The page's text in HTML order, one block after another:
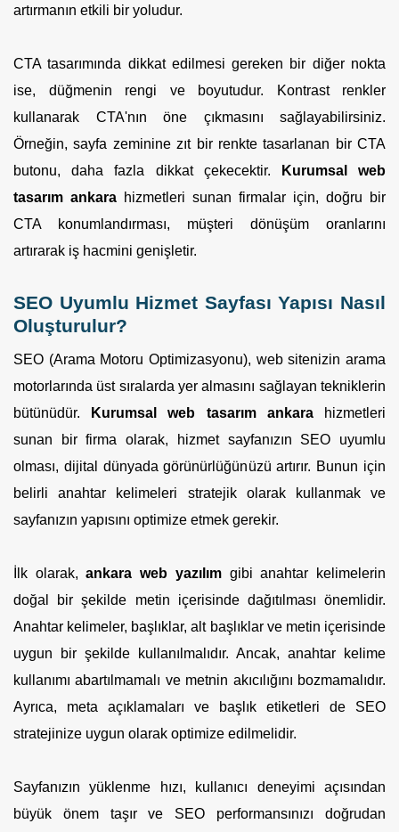
artırmanın etkili bir yoludur.
CTA tasarımında dikkat edilmesi gereken bir diğer nokta
ise, düğmenin rengi ve boyutudur. Kontrast renkler
kullanarak CTA'nın öne çıkmasını sağlayabilirsiniz.
Örneğin, sayfa zeminine zıt bir renkte tasarlanan bir CTA
butonu, daha fazla dikkat çekecektir.
Kurumsal web
tasarım ankara hizmetleri sunan firmalar için, doğru bir
CTA konumlandırması, müşteri dönüşüm oranlarını
artırarak iş hacmini genişletir.
SEO Uyumlu Hizmet Sayfası Yapısı Nasıl
Oluşturulur?
SEO (Arama Motoru Optimizasyonu), web sitenizin arama
motorlarında üst sıralarda yer almasını sağlayan tekniklerin
bütünüdür.
Kurumsal web tasarım ankarahizmetleri
sunan bir firma olarak, hizmet sayfanızın SEO uyumlu
olması, dijital dünyada görünürlüğünüzü artırır. Bunun için
belirli anahtar kelimeleri stratejik olarak kullanmak ve
sayfanızın yapısını optimize etmek gerekir.
İlk olarak,ankara web yazılımgibi anahtar kelimelerin
doğal bir şekilde metin içerisinde dağıtılması önemlidir.
Anahtar kelimeler, başlıklar, alt başlıklar ve metin içerisinde
uygun bir şekilde kullanılmalıdır. Ancak, anahtar kelime
kullanımı abartılmamalı ve metnin akıcılığını bozmamalıdır.
Ayrıca, meta açıklamaları ve başlık etiketleri de SEO
stratejinize uygun olarak optimize edilmelidir.
Sayfanızın yüklenme hızı, kullanıcı deneyimi açısından
büyük önem taşır ve SEO performansınızı doğrudan